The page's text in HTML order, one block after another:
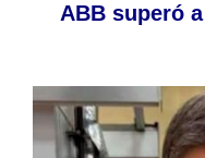
ABB superó